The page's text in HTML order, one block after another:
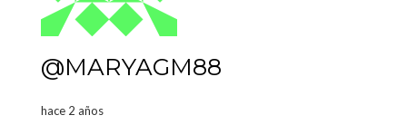
@MARYAGM88
hace 2 años